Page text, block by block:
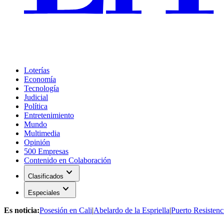
Loterías
Economía
Tecnología
Judicial
Política
Entretenimiento
Mundo
Multimedia
Opinión
500 Empresas
Contenido en Colaboración
Clasificados expand_more
Especiales expand_more
Es noticia:Posesión en Cali|Abelardo de la Espriella|Puerto